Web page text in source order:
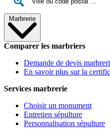
Marbrerie
Comparer les marbriers
Demande de devis
En savoir plus sur la
Services marbrerie
Choisir un monument
Entretien sépulture
Personnalisation sépulture